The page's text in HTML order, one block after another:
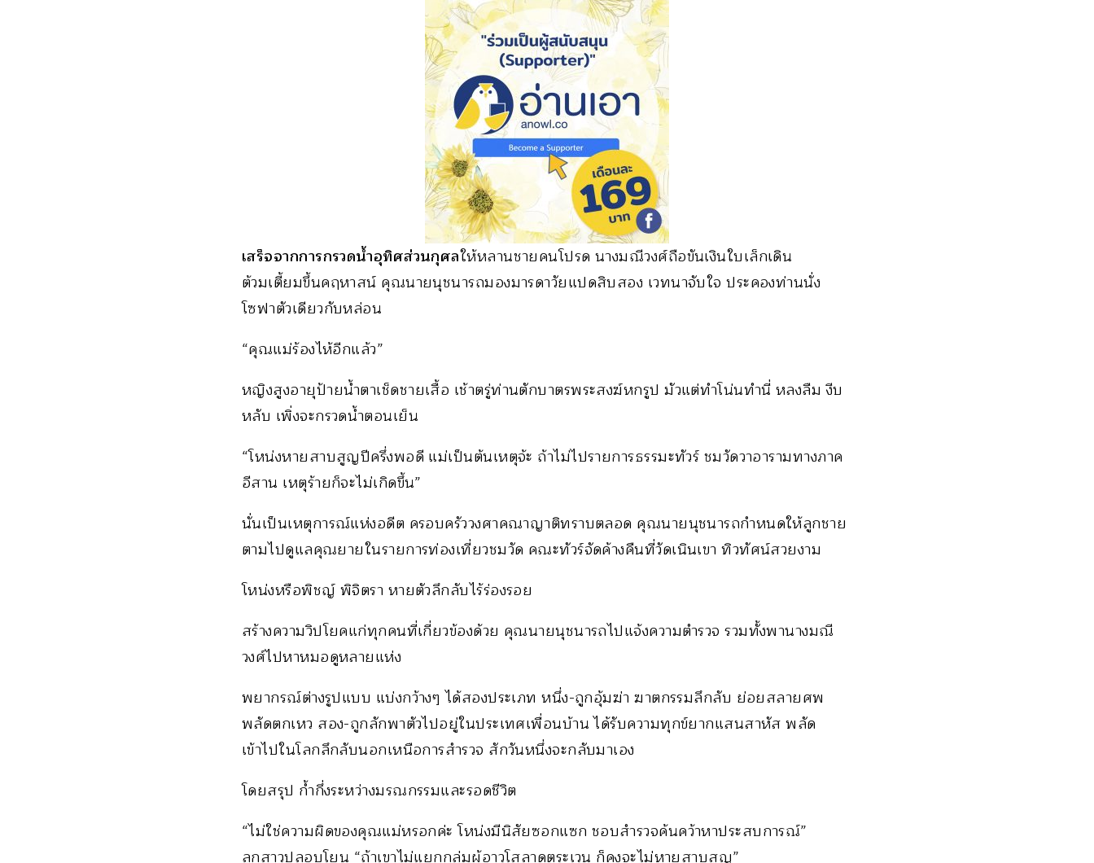
เสร็จจากการกรวดน้ำอุทิศส่วนกุศลให้หลานชายคนโปรด นางมณีวงศ์ถือขันเงินใบเล็กเดิน
ต้วมเตี้ยมขึ้นคฤหาสน์ คุณนายนุชนารถมองมารดาวัยแปดสิบสอง เวทนาจับใจ ประคองท่านนั่ง
โซฟาตัวเดียวกับหล่อน
“คุณแม่ร้องไห้อีกแล้ว”
หญิงสูงอายุป้ายน้ำตาเช็ดชายเสื้อ เช้าตรู่ท่านตักบาตรพระสงฆ์หกรูป มัวแต่ทำโน่นทำนี่ หลงลืม งีบ
หลับ เพิ่งจะกรวดน้ำตอนเย็น
“โหน่งหายสาบสูญปีครึ่งพอดี แม่เป็นต้นเหตุจ้ะ ถ้าไม่ไปรายการธรรมะทัวร์ ชมวัดวาอารามทางภาค
อีสาน เหตุร้ายก็จะไม่เกิดขึ้น”
นั่นเป็นเหตุการณ์แห่งอดีต ครอบครัววงศาคณาญาติทราบตลอด คุณนายนุชนารถกำหนดให้ลูกชาย
ตามไปดูแลคุณยายในรายการท่องเที่ยวชมวัด คณะทัวร์จัดค้างคืนที่วัดเนินเขา ทิวทัศน์สวยงาม
โหน่งหรือพิชญ์ พิจิตรา หายตัวลึกลับไร้ร่องรอย
สร้างความวิปโยคแก่ทุกคนที่เกี่ยวข้องด้วย คุณนายนุชนารถไปแจ้งความตำรวจ รวมทั้งพานางมณี
วงศ์ไปหาหมอดูหลายแห่ง
พยากรณ์ต่างรูปแบบ แบ่งกว้างๆ ได้สองประเภท หนึ่ง-ถูกอุ้มฆ่า ฆาตกรรมลึกลับ ย่อยสลายศพ
พลัดตกเหว สอง-ถูกลักพาตัวไปอยู่ในประเทศเพื่อนบ้าน ได้รับความทุกข์ยากแสนสาหัส พลัด
เข้าไปในโลกลึกลับนอกเหนือการสำรวจ สักวันหนึ่งจะกลับมาเอง
โดยสรุป ก้ำกึ่งระหว่างมรณกรรมและรอดชีวิต
“ไม่ใช่ความผิดของคุณแม่หรอกค่ะ โหน่งมีนิสัยซอกแซก ชอบสำรวจค้นคว้าหาประสบการณ์”
ลูกสาวปลอบโยน “ถ้าเขาไม่แยกกลุ่มผู้อาวุโสลาดตระเวน ก็คงจะไม่หายสาบสูญ”